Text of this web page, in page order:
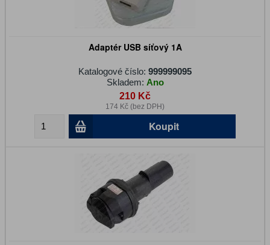
Adaptér USB síťový 1A
Katalogové číslo: 999999095
Skladem: Ano
210 Kč
174 Kč (bez DPH)
Koupit